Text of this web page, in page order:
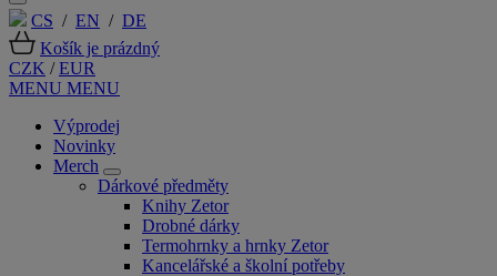
CS / EN / DE
Košík je prázdný
CZK /EUR
MENU MENU
Výprodej
Novinky
Merch
Dárkové předměty
Knihy Zetor
Drobné dárky
Termohrnky a hrnky Zetor
Kancelářské a školní potřeby